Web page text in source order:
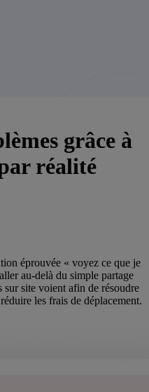
grâce à
réalité
éprouvée « voyez ce que je
au-delà du simple partage
sur site voient afin de résoudre
les frais de déplacement.